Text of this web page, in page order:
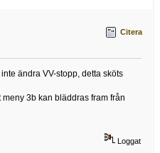
Citera
ändra VV-stopp, detta sköts
3b kan bläddras fram från
Loggat